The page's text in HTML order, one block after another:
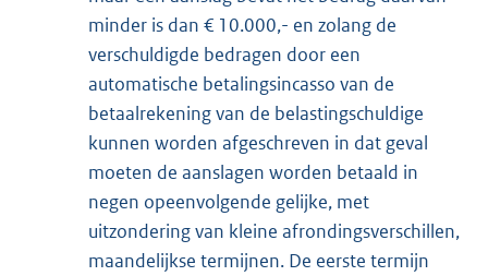
minder is dan € 10.000,- en zolang de
verschuldigde bedragen door een
automatische betalingsincasso van de
betaalrekening van de belastingschuldige
kunnen worden afgeschreven in dat geval
moeten de aanslagen worden betaald in
negen opeenvolgende gelijke, met
uitzondering van kleine afrondingsverschillen,
maandelijkse termijnen. De eerste termijn